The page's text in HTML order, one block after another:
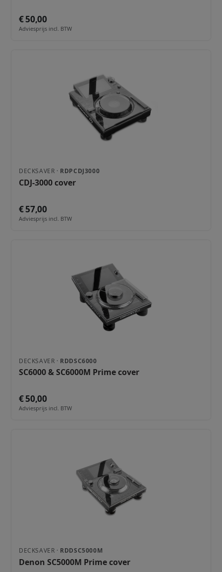
€ 50,00
Adviesprijs incl. BTW
DECKSAVER · RDPCDJ3000
CDJ-3000 cover
€ 57,00
Adviesprijs incl. BTW
DECKSAVER · RDDSC6000
SC6000 & SC6000M Prime cover
€ 50,00
Adviesprijs incl. BTW
DECKSAVER · RDDSC5000M
Denon SC5000M Prime cover